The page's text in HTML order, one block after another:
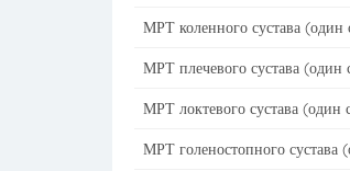
МРТ коленного сустава (один
МРТ плечевого сустава (один
МРТ локтевого сустава (один
МРТ голеностопного сустава